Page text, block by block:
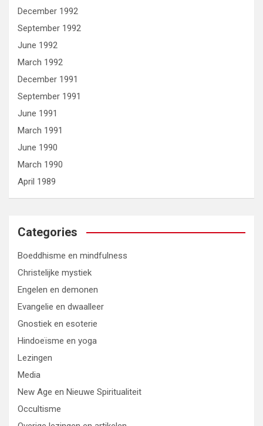
December 1992
September 1992
June 1992
March 1992
December 1991
September 1991
June 1991
March 1991
June 1990
March 1990
April 1989
Categories
Boeddhisme en mindfulness
Christelijke mystiek
Engelen en demonen
Evangelie en dwaalleer
Gnostiek en esoterie
Hindoeïsme en yoga
Lezingen
Media
New Age en Nieuwe Spiritualiteit
Occultisme